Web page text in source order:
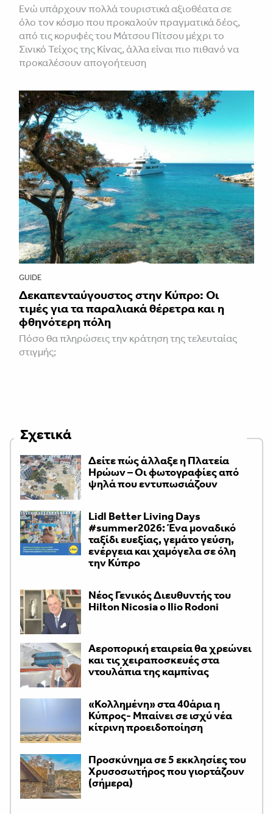
Ενώ υπάρχουν πολλά τουριστικά αξιοθέατα σε
όλο τον κόσμο που προκαλούν πραγματικά δέος,
από τις κορυφές του Μάτσου Πίτσου μέχρι το
Σινικό Τείχος της Κίνας, άλλα είναι πιο πιθανό να
προκαλέσουν απογοήτευση
GUIDE
Δεκαπενταύγουστος στην Κύπρο: Οι
τιμές για τα παραλιακά θέρετρα και η
φθηνότερη πόλη
Πόσο θα πληρώσεις την κράτηση της τελευταίας
στιγμής;
Σχετικά
Δείτε πώς άλλαξε η Πλατεία
Ηρώων – Οι φωτογραφίες από
ψηλά που εντυπωσιάζουν
Lidl Better Living Days
#summer2026: Ένα μοναδικό
ταξίδι ευεξίας, γεμάτο γεύση,
ενέργεια και χαμόγελα σε όλη
την Κύπρο
Νέος Γενικός Διευθυντής του
Hilton Nicosia ο Ilio Rodoni
Αεροπορική εταιρεία θα χρεώνει
και τις χειραποσκευές στα
ντουλάπια της καμπίνας
«Κολλημένη» στα 40άρια η
Κύπρος- Μπαίνει σε ισχύ νέα
κίτρινη προειδοποίηση
Προσκύνημα σε 5 εκκλησίες του
Χρυσοσωτήρος που γιορτάζουν
(σήμερα)